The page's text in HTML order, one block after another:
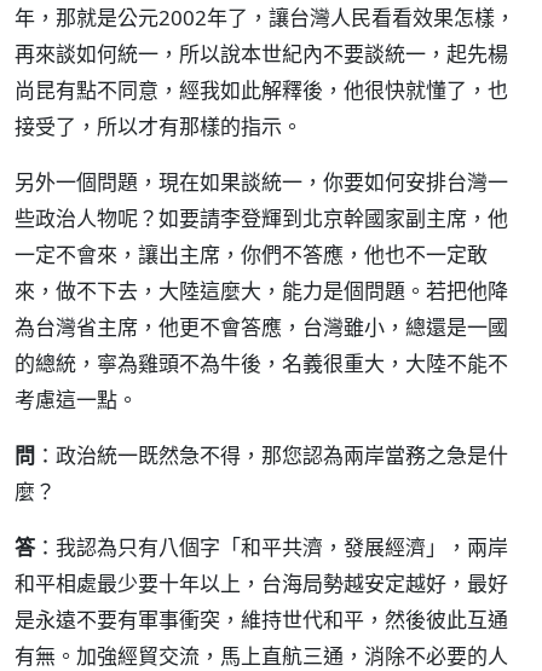
年，那就是公元2002年了，讓台灣人民看看效果怎樣，
再來談如何統一，所以說本世紀內不要談統一，起先楊
尚昆有點不同意，經我如此解釋後，他很快就懂了，也
接受了，所以才有那樣的指示。
另外一個問題，現在如果談統一，你要如何安排台灣一
些政治人物呢？如要請李登輝到北京幹國家副主席，他
一定不會來，讓出主席，你們不答應，他也不一定敢
來，做不下去，大陸這麼大，能力是個問題。若把他降
為台灣省主席，他更不會答應，台灣雖小，總還是一國
的總統，寧為雞頭不為牛後，名義很重大，大陸不能不
考慮這一點。
問 ：政治統一既然急不得，那您認為兩岸當務之急是什
麼？
答：我認為只有八個字「和平共濟，發展經濟」，兩岸
和平相處最少要十年以上，台海局勢越安定越好，最好
是永遠不要有軍事衝突，維持世代和平，然後彼此互通
有無。加強經貿交流，馬上直航三通，消除不必要的人